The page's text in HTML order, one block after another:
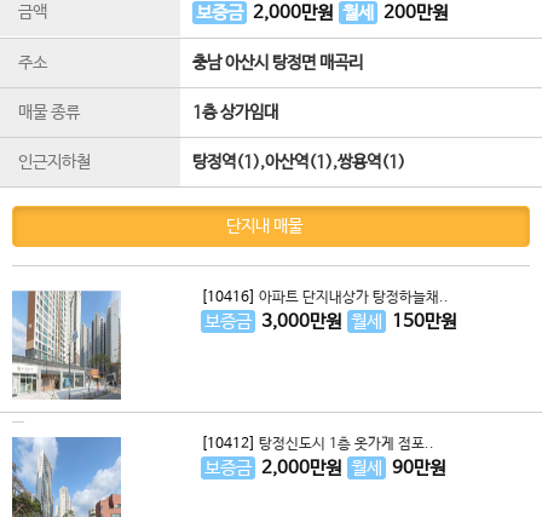
금액 보증금 2,000만원 월세 200만원
주소 충남 아산시 탕정면 매곡리
매물 종류 1층 상가임대
인근지하철 탕정역(1),아산역(1),쌍용역(1)
단지내 매물
[10416] 아파트 단지내상가 탕정하늘채..
보증금 3,000만원 월세 150만원
[10412] 탕정신도시 1층 옷가게 점포..
보증금 2,000만원 월세 90만원